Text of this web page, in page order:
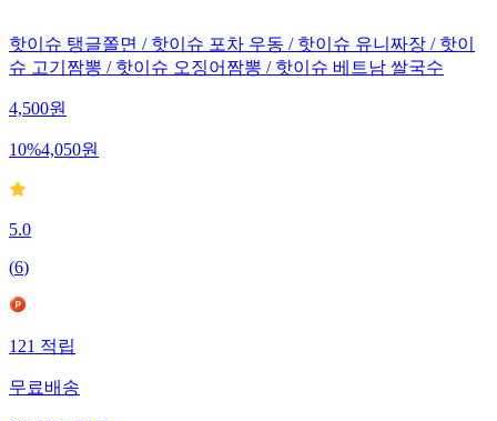
핫이슈 탱글쫄면 / 핫이슈 포차 우동 / 핫이슈 유니짜장 / 핫이
슈 고기짬뽕 / 핫이슈 오징어짬뽕 / 핫이슈 베트남 쌀국수
4,500원
10%4,050원
5.0
(6)
121적립
무료배송